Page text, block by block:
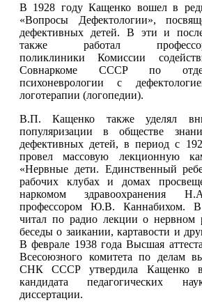
В 1928 году Кащенко вошел в
«Вопросы Дефектологии»,
дефективных детей. В эти и
также работал
поликлиники Комиссии
Совнаркоме СССР по
психоневрологии с
логотерапии (логопедии).
В.П. Кащенко также уделял
популяризации в обществе
дефективных детей, в период с
провел массовую лекционную
«Нервные дети. Единственный
рабочих клубах и домах
наркомом здравоохранения
профессором Ю.В. Каннабихом. В
читал по радио лекции о нервном
беседы о заикании, картавости и
В феврале 1938 года Высшая
Всесоюзного комитета по делам
СНК СССР утвердила Кащенко в
кандидата педагогических
диссертации.